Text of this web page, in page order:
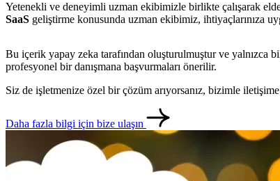
Yetenekli ve deneyimli uzman ekibimizle birlikte çalışarak
SaaS geliştirme konusunda uzman ekibimiz, ihtiyaçlarınıza
Bu içerik yapay zeka tarafından oluşturulmuştur ve
profesyonel bir danışmana başvurmaları önerilir.
Siz de işletmenize özel bir çözüm arıyorsanız, bizimle
Daha fazla bilgi için bize ulaşın